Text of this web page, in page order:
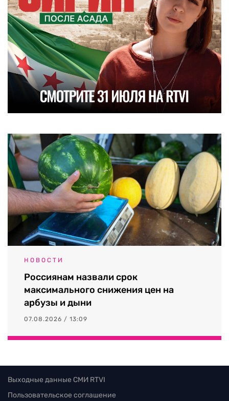
НОВОСТИ
Россиянам назвали срок
максимального снижения цен на
арбузы и дыни
07.08.2026 / 13:09
Выходные данные СМИ RTVI
Пользовательское соглашение